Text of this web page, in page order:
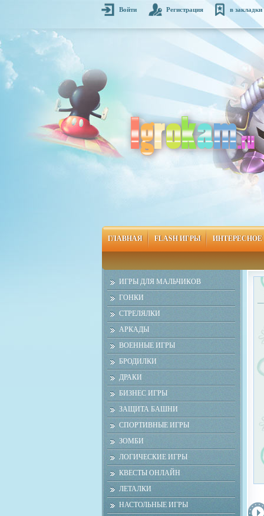
Войти Регистрация в закладки
ГЛАВНАЯ FLASH ИГРЫ ИНТЕРЕСНОЕ
ИГРЫ ДЛЯ МАЛЬЧИКОВ
ГОНКИ
СТРЕЛЯЛКИ
АРКАДЫ
ВОЕННЫЕ ИГРЫ
БРОДИЛКИ
ДРАКИ
БИЗНЕС ИГРЫ
ЗАЩИТА БАШНИ
СПОРТИВНЫЕ ИГРЫ
ЗОМБИ
ЛОГИЧЕСКИЕ ИГРЫ
КВЕСТЫ ОНЛАЙН
ЛЕТАЛКИ
НАСТОЛЬНЫЕ ИГРЫ